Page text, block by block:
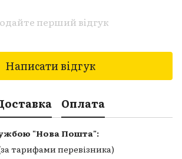
перший відгук
Написати відгук
Оплата
"Нова Пошта":
тарифами перевізника)